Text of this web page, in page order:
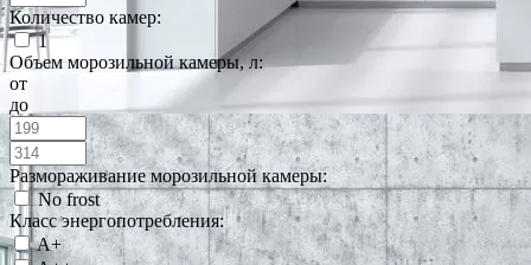
Количество камер:
1
Объем морозильной камеры, л:
от
до
Размораживание морозильной камеры:
No frost
Класс энергопотребления:
A+